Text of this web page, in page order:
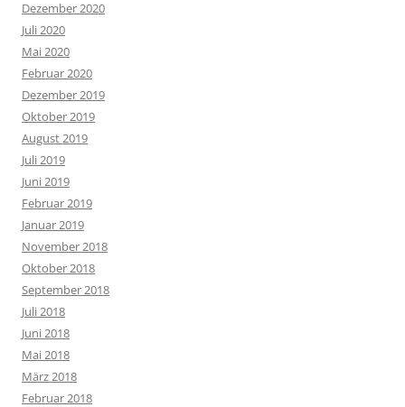
Dezember 2020
Juli 2020
Mai 2020
Februar 2020
Dezember 2019
Oktober 2019
August 2019
Juli 2019
Juni 2019
Februar 2019
Januar 2019
November 2018
Oktober 2018
September 2018
Juli 2018
Juni 2018
Mai 2018
März 2018
Februar 2018